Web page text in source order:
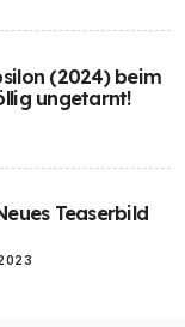
(2024) beim
ungetarnt!
Teaserbild